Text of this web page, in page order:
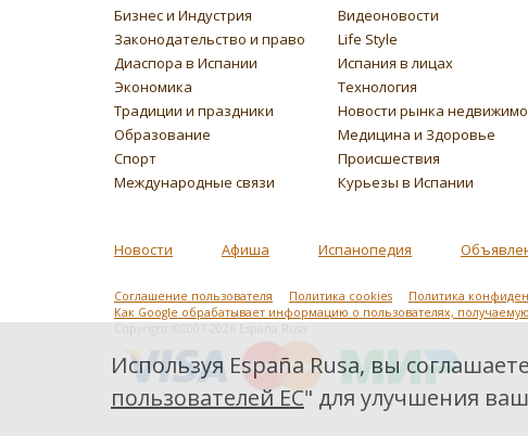
Бизнес и Индустрия Видеоновости
Законодательство и право
Life Style
Диаспора в Испании
Испания в лицах
Экономика
Технология
Традиции и праздники
Новости рынка
Образование
Медицина и Здоровье
Спорт
Происшествия
Международные связи
Курьезы в Испании
Новости Афиша Испанопедия
Соглашение пользователя Политика cookies
Политика
Как Google обрабатывает информацию о пользователях,
Используя España Rusa, вы
пользователей ЕС" для улучшения